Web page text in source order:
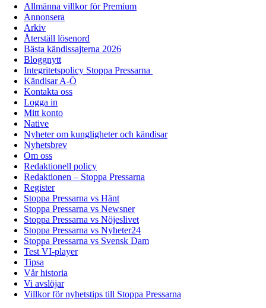
Allmänna villkor för Premium
Annonsera
Arkiv
Återställ lösenord
Bästa kändissajterna 2026
Bloggnytt
Integritetspolicy Stoppa Pressarna
Kändisar A-Ö
Kontakta oss
Logga in
Mitt konto
Native
Nyheter om kungligheter och kändisar
Nyhetsbrev
Om oss
Redaktionell policy
Redaktionen – Stoppa Pressarna
Register
Stoppa Pressarna vs Hänt
Stoppa Pressarna vs Newsner
Stoppa Pressarna vs Nöjeslivet
Stoppa Pressarna vs Nyheter24
Stoppa Pressarna vs Svensk Dam
Test VI-player
Tipsa
Vår historia
Vi avslöjar
Villkor för nyhetstips till Stoppa Pressarna